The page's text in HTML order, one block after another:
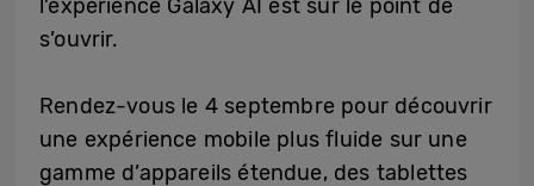
l’expérience Galaxy AI est sur le point de
s’ouvrir.
Rendez-vous le 4 septembre pour découvrir
une expérience mobile plus fluide sur une
gamme d’appareils étendue, des tablettes